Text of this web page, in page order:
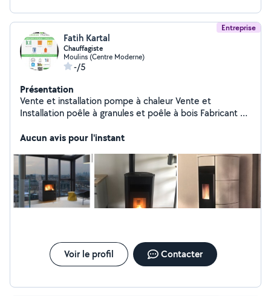
Entreprise
Fatih Kartal
Chauffagiste
Moulins (Centre Moderne)
-/5
Présentation
Vente et installation pompe à chaleur Vente et
Installation poêle à granules et poêle à bois Fabricant et
Aucun avis pour l'instant
Voir le profil Contacter